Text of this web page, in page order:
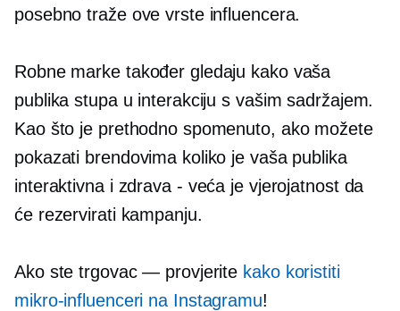
posebno traže ove vrste influencera.
Robne marke također gledaju kako vaša
publika stupa u interakciju s vašim sadržajem.
Kao što je prethodno spomenuto, ako možete
pokazati brendovima koliko je vaša publika
interaktivna i zdrava - veća je vjerojatnost da
će rezervirati kampanju.
Ako ste trgovac — provjerite kako koristiti
mikro-influenceri na Instagramu!